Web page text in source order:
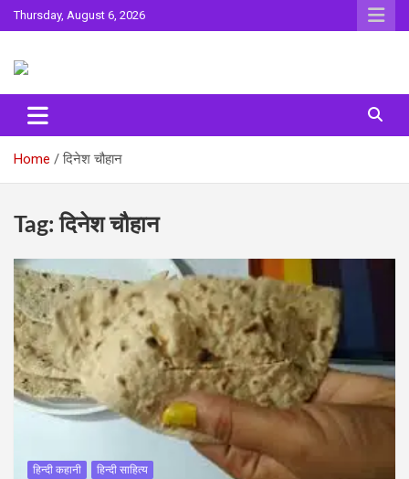
Skip
to
Thursday, August 6, 2026
Surta
Home दिनेश चौहान
Tag:दिनेश चौहान
हिन्दी कहानी हिन्दी साहित्य